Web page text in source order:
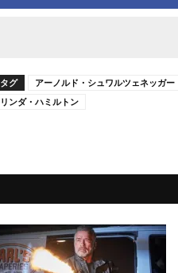
タグ アーノルド・シュワルツェネッガー
リンダ・ハミルトン